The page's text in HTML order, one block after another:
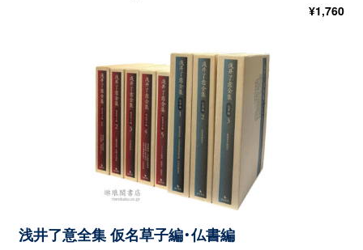
¥1,760
浅井了意全集 仮名草子編・仏書編